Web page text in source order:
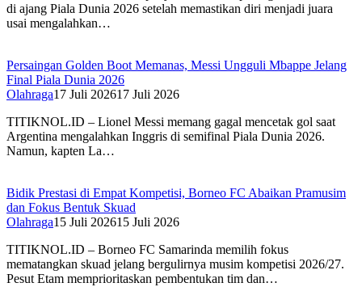
di ajang Piala Dunia 2026 setelah memastikan diri menjadi juara
usai mengalahkan…
Persaingan Golden Boot Memanas, Messi Ungguli Mbappe Jelang
Final Piala Dunia 2026‎
Olahraga17 Juli 202617 Juli 2026
TITIKNOL.ID – Lionel Messi memang gagal mencetak gol saat
Argentina mengalahkan Inggris di semifinal Piala Dunia 2026.
Namun, kapten La…
Bidik Prestasi di Empat Kompetisi, Borneo FC Abaikan Pramusim
dan Fokus Bentuk Skuad
Olahraga15 Juli 202615 Juli 2026
TITIKNOL.ID – Borneo FC Samarinda memilih fokus
mematangkan skuad jelang bergulirnya musim kompetisi 2026/27.
Pesut Etam memprioritaskan pembentukan tim dan…